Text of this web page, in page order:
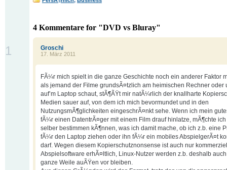
4 Kommentare for "DVD vs Bluray"
Groschi
17. März 2011
1
FÃ¼r mich spielt in die ganze Geschichte noch ein anderer Faktor
als jemand der Filme grundsÃ¤tzlich am heimischen Rechner oder
auf’m Laptop schaut, stÃ¶ÃŸt mir natÃ¼rlich der knallharte
Medien sauer auf, von dem ich mich bevormundet und in den
NutzungsmÃ¶glichkeiten eingeschrÃ¤nkt sehe. Wenn ich mein
fÃ¼r einen DatentrÃ¤ger mit einem Film drauf hinlatze, mÃ¶chte
selber bestimmen kÃ¶nnen, was ich damit mache, ob ich z.b. eine
fÃ¼r den Laptop ziehen oder ihn fÃ¼r ein mobiles AbspielgerÃ¤t
darf. Wegen diesem Kopierschutznonsense ist auch nur
Abspielsoftware erhÃ¤ltlich, Linux-Nutzer werden z.b. deshalb auch
ganze Weile auÃŸen vor bleiben.